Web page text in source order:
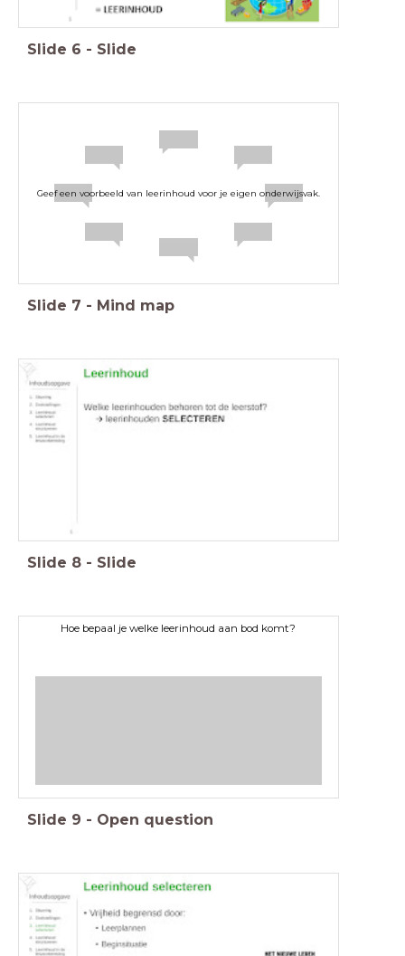
Slide 6 - Slide
Geef een voorbeeld van leerinhoud voor je eigen onderwijsvak.
Slide 7 - Mind map
Slide 8 - Slide
Hoe bepaal je welke leerinhoud aan bod komt?
Slide 9 - Open question